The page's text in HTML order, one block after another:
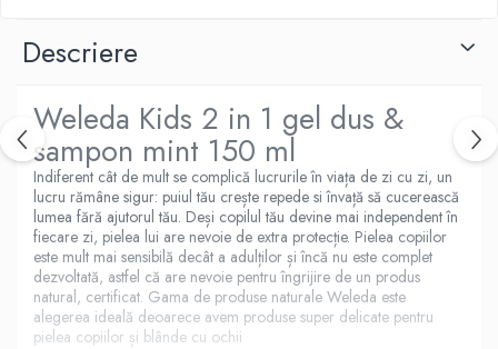
Descriere
Weleda Kids 2 in 1 gel dus &
sampon mint 150 ml
Indiferent cât de mult se complică lucrurile în viața de zi cu zi, un
lucru rămâne sigur: puiul tău crește repede si învață să cucerească
lumea fără ajutorul tău. Deși copilul tău devine mai independent în
fiecare zi, pielea lui are nevoie de extra protecție. Pielea copiilor
este mult mai sensibilă decât a adulților și încă nu este complet
dezvoltată, astfel că are nevoie pentru îngrijire de un produs
natural, certificat. Gama de produse naturale Weleda este
alegerea ideală deoarece avem produse super delicate pentru
pielea copiilor și blânde cu ochii